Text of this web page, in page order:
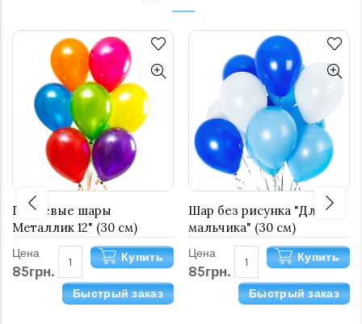
Гелиевые шары
Металлик 12" (30 см)
Цена
85грн.
Купить
Быстрый заказ
Шар без рисунка "Для
мальчика" (30 см)
Цена
85грн.
Купить
Быстрый заказ